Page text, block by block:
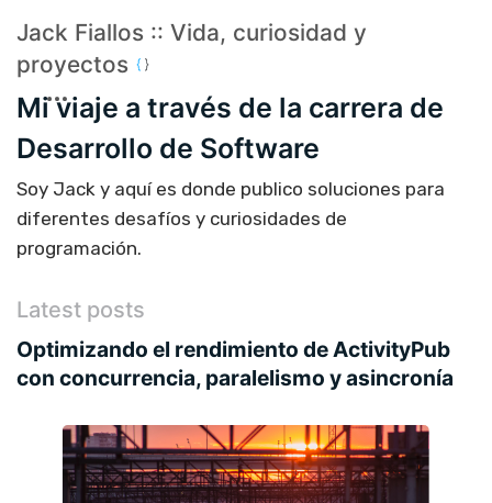
Jack Fiallos :: Vida, curiosidad y
proyectos
Mi viaje a través de la carrera de
Desarrollo de Software
Soy Jack y aquí es donde publico soluciones para
diferentes desafíos y curiosidades de
programación.
Latest posts
Optimizando el rendimiento de ActivityPub
con concurrencia, paralelismo y asincronía